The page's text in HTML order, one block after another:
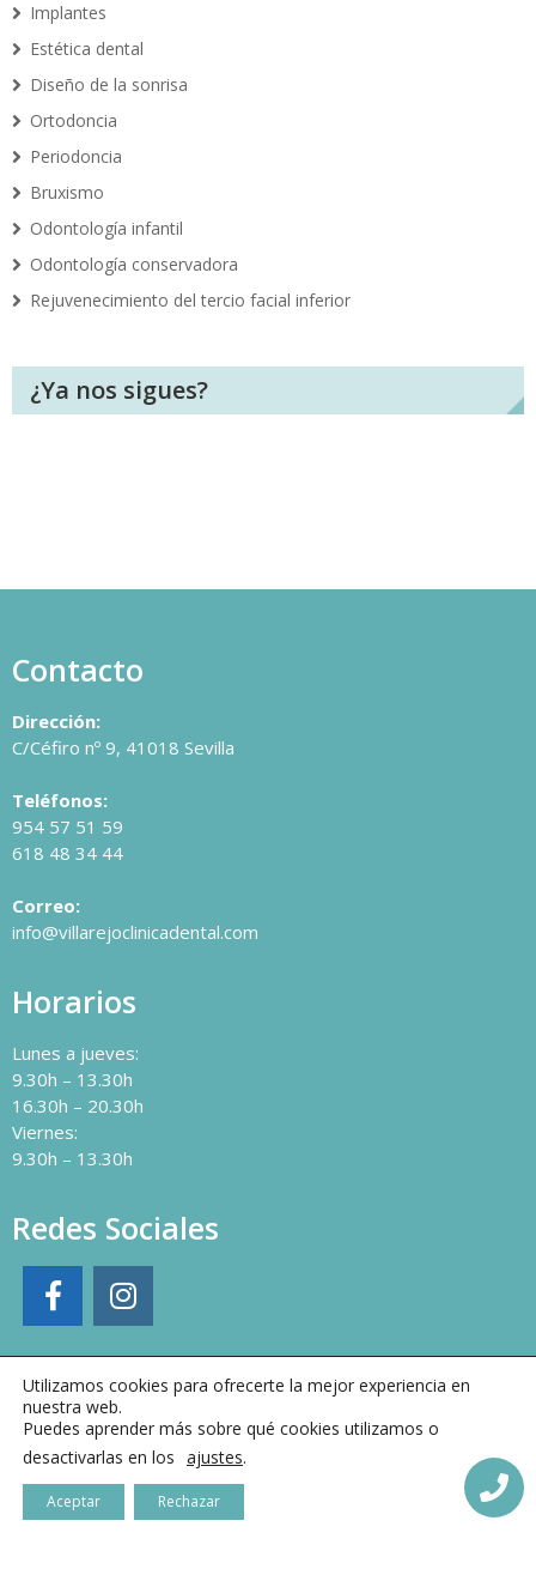
Implantes
Estética dental
Diseño de la sonrisa
Ortodoncia
Periodoncia
Bruxismo
Odontología infantil
Odontología conservadora
Rejuvenecimiento del tercio facial inferior
¿Ya nos sigues?
Contacto
Dirección:
C/Céfiro nº 9, 41018 Sevilla
Teléfonos:
954 57 51 59
618 48 34 44
Correo:
info@villarejoclinicadental.com
Horarios
Lunes a jueves:
9.30h – 13.30h
16.30h – 20.30h
Viernes:
9.30h – 13.30h
Redes Sociales
Utilizamos cookies para ofrecerte la mejor experiencia en
nuestra web.
Puedes aprender más sobre qué cookies utilizamos o
desactivarlas en los ajustes.
Aceptar Rechazar